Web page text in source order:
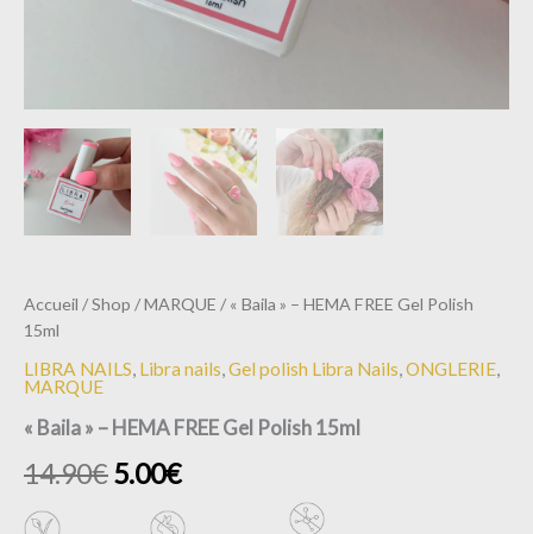
Accueil /Shop /MARQUE / « Baila » – HEMA FREE Gel Polish
15ml
LIBRA NAILS, Libra nails,Gel polish Libra Nails,ONGLERIE,
MARQUE
« Baila » – HEMA FREE Gel Polish 15ml
14.90€5.00€